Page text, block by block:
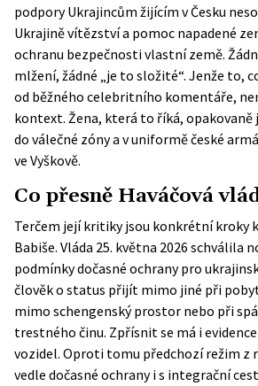
podpory Ukrajincům žijícím v Česku
Ukrajině vítězství a pomoc napadené
ochranu bezpečnosti vlastní země.
mlžení, žádné „je to složité“. Jenže to,
od běžného celebritního komentáře,
kontext. Žena, která to říká, opakovaně
do válečné zóny a v uniformě české
ve Vyškově.
Co přesně Haváčová
Terčem její kritiky jsou konkrétní kroky
Babiše. Vláda 25. května 2026 schválila
podmínky dočasné ochrany pro
člověk o status přijít mimo jiné při
mimo schengenský prostor nebo při
trestného činu. Zpřísnit se má i
vozidel. Oproti tomu předchozí režim z
vedle dočasné ochrany i s integrační